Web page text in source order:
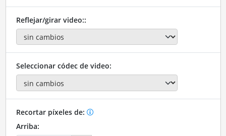
Reflejar/girar video::
Seleccionar códec de video:
Recortar píxeles de:
Arriba: